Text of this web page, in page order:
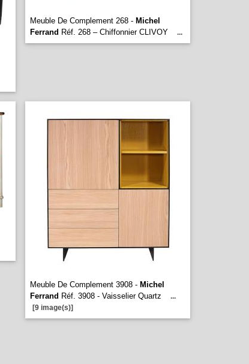
Meuble De Complement 268 - Michel
Ferrand Réf. 268 – Chiffonnier CLIVOY ...
Meuble De Complement 3908 - Michel
Ferrand Réf. 3908 - Vaisselier Quartz
...
[9 image(s)]